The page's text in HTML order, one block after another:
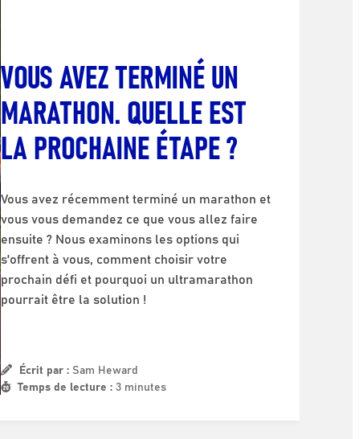
VOUS AVEZ TERMINÉ UN
MARATHON. QUELLE EST
LA PROCHAINE ÉTAPE ?
Vous avez récemment terminé un marathon et
vous vous demandez ce que vous allez faire
ensuite ? Nous examinons les options qui
s'offrent à vous, comment choisir votre
prochain défi et pourquoi un ultramarathon
pourrait être la solution !
Écrit par : Sam Heward
Temps de lecture : 3 minutes